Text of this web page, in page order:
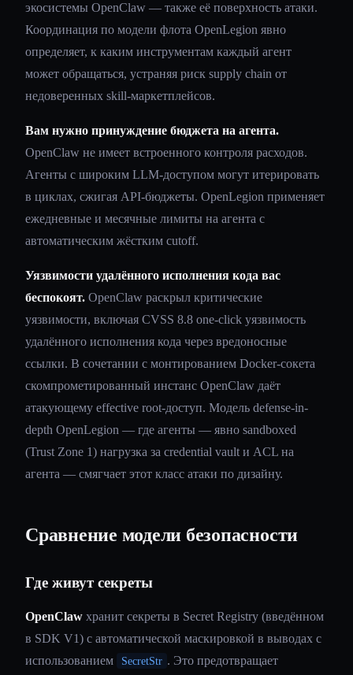
экосистемы OpenClaw — также её поверхность атаки.
Координация по модели флота OpenLegion явно
определяет, к каким инструментам каждый агент
может обращаться, устраняя риск supply chain от
недоверенных skill-маркетплейсов.
Вам нужно принуждение бюджета на агента.
OpenClaw не имеет встроенного контроля расходов.
Агенты с широким LLM-доступом могут итерировать
в циклах, сжигая API-бюджеты. OpenLegion применяет
ежедневные и месячные лимиты на агента с
автоматическим жёстким cutoff.
Уязвимости удалённого исполнения кода вас
беспокоят. OpenClaw раскрыл критические
уязвимости, включая CVSS 8.8 one-click уязвимость
удалённого исполнения кода через вредоносные
ссылки. В сочетании с монтированием Docker-сокета
скомпрометированный инстанс OpenClaw даёт
атакующему effective root-доступ. Модель defense-in-
depth OpenLegion — где агенты — явно sandboxed
(Trust Zone 1) нагрузка за credential vault и ACL на
агента — смягчает этот класс атаки по дизайну.
Сравнение модели безопасности
Где живут секреты
OpenClaw хранит секреты в Secret Registry (введённом
в SDK V1) с автоматической маскировкой в выводах с
использованием
SecretStr . Это предотвращает